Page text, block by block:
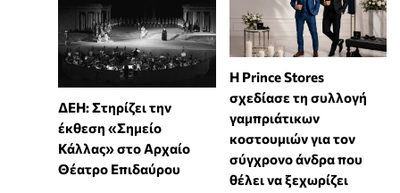
ΔΕΗ: Στηρίζει την
έκθεση «Σημείο
Κάλλας» στο Αρχαίο
Θέατρο Επιδαύρου
Η Prince Stores
σχεδίασε τη συλλογή
γαμπριάτικων
κοστουμιών για τον
σύγχρονο άνδρα που
θέλει να ξεχωρίζει